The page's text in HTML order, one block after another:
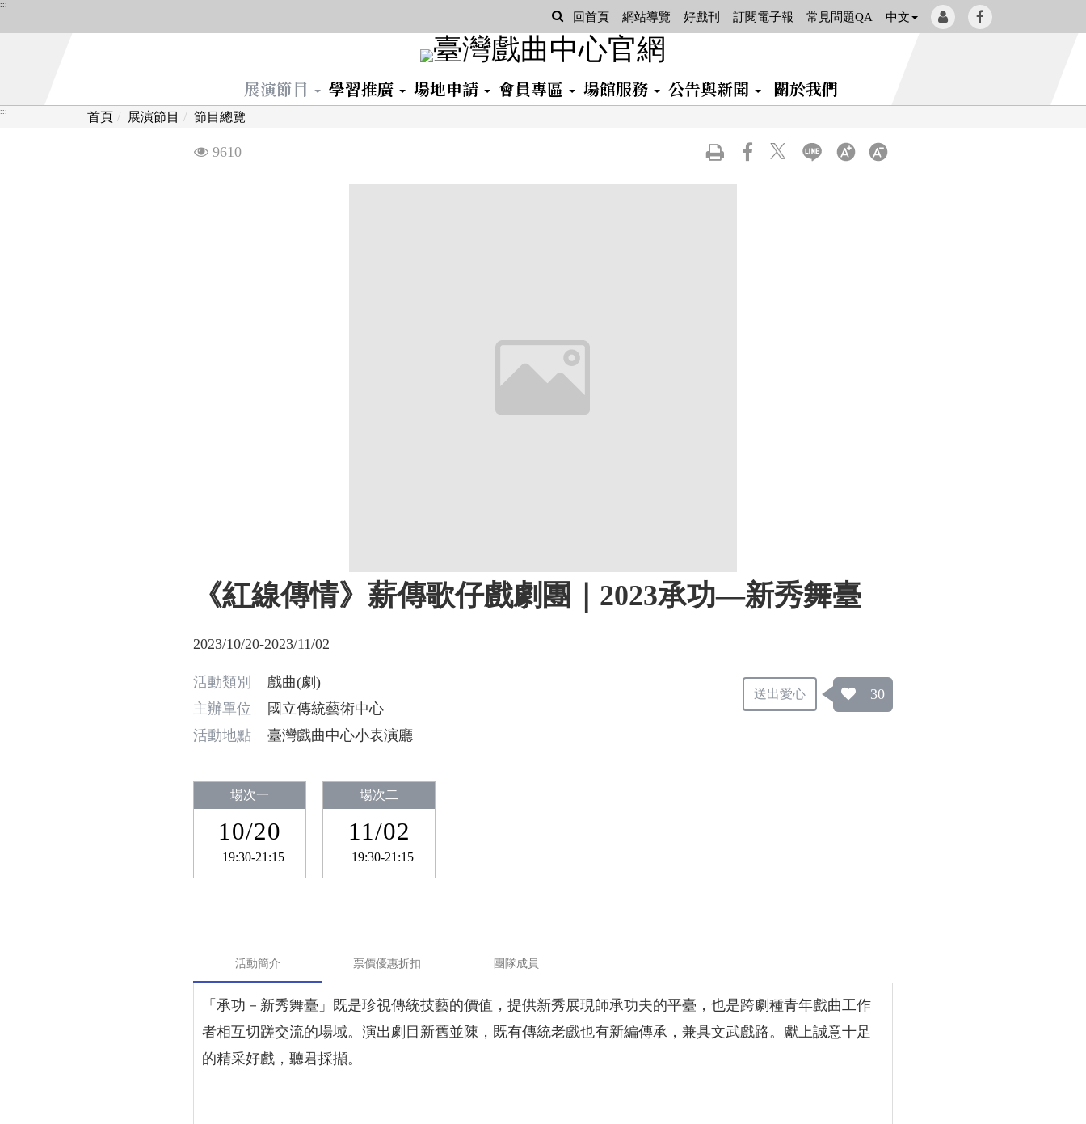
跳
到
容
:::
查
詢
回首頁 網站導覽 好戲刊 訂閱電子報 常見問題QA 中文
會
Facebook[另
窗]
展演節目 學習推廣 場地申請 會員專區 場館服務 公告與新聞 關於我們
::: 首頁 展演節目 節目總覽
觀
9610
《紅線傳情》薪傳歌仔戲劇團｜2023承功—新秀舞臺
2023/10/20-2023/11/02
活動類別
戲曲(劇)
主辦單位
國立傳統藝術中心
活動地點
臺灣戲曲中心小表演廳
送出愛心 30
場次一
10/20
19:30-21:15
場次二
11/02
19:30-21:15
活動簡介 票價優惠折扣 團隊成員
「承功－新秀舞臺」既是珍視傳統技藝的價值，提供新秀展現師承功夫的平臺，也是跨劇種青年戲曲工作
者相互切蹉交流的場域。演出劇目新舊並陳，既有傳統老戲也有新編傳承，兼具文武戲路。獻上誠意十足
的精采好戲，聽君採擷。